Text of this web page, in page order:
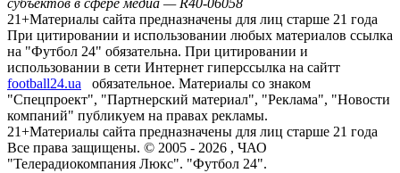
субъектов в сфере медиа — R40-06058
21+Материалы сайта предназначены для лиц старше 21 года
При цитировании и использовании любых материалов ссылка
на "Футбол 24" обязательна. При цитировании и
использовании в сети Интернет гиперссылка на сайтт
football24.ua
обязательное. Материалы со знаком
"Спецпроект", "Партнерский материал", "Реклама", "Новости
компаний" публикуем на правах рекламы.
21+Материалы сайта предназначены для лиц старше 21 года
Все права защищены. © 2005 - 2026 , ЧАО
"Телерадиокомпания Люкс". "Футбол 24".